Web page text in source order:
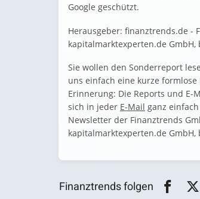
Google geschützt.
Herausgeber: finanztrends.de -
kapitalmarktexperten.de GmbH,
Sie wollen den Sonderreport
uns einfach eine kurze
Erinnerung: Die Reports und
sich in jeder E-Mail ganz
Newsletter der Finanztrends
kapitalmarktexperten.de GmbH,
Finanztrends folgen